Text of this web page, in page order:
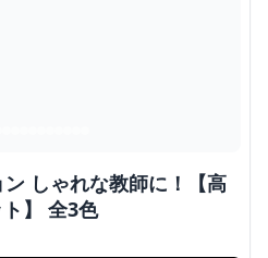
【高
】 全3色